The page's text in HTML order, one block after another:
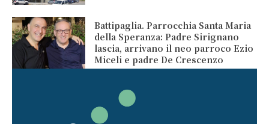
Battipaglia. Parrocchia Santa Maria
della Speranza: Padre Sirignano
lascia, arrivano il neo parroco Ezio
Miceli e padre De Crescenzo